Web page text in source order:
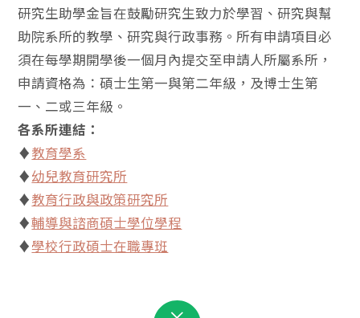
研究生助學金旨在鼓勵研究生致力於學習、研究與幫
助院系所的教學、研究與行政事務。所有申請項目必
須在每學期開學後一個月內提交至申請人所屬系所，
申請資格為：碩士生第一與第二年級，及博士生第
一、二或三年級。
各系所連結：
♦教育學系
♦幼兒教育研究所
♦教育行政與政策研究所
♦輔導與諮商碩士學位學程
♦學校行政碩士在職專班